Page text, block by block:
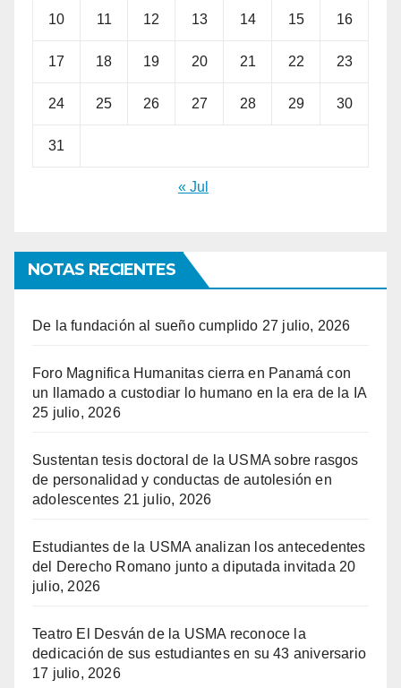
10 11 12 13 14 15 16
17 18 19 20 21 22 23
24 25 26 27 28 29 30
31
« Jul
NOTAS RECIENTES
De la fundación al sueño cumplido 27 julio, 2026
Foro Magnifica Humanitas cierra en Panamá con
un llamado a custodiar lo humano en la era de la IA
25 julio, 2026
Sustentan tesis doctoral de la USMA sobre rasgos
de personalidad y conductas de autolesión en
adolescentes 21 julio, 2026
Estudiantes de la USMA analizan los antecedentes
del Derecho Romano junto a diputada invitada 20
julio, 2026
Teatro El Desván de la USMA reconoce la
dedicación de sus estudiantes en su 43 aniversario
17 julio, 2026